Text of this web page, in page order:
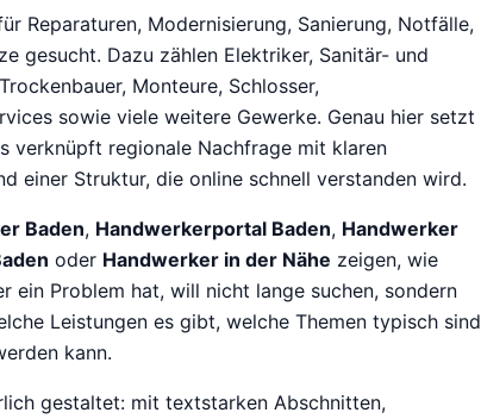
Reparaturen, Modernisierung, Sanierung, Notfälle,
gesucht. Dazu zählen Elektriker, Sanitär- und
Monteure, Schlosser,
sowie viele weitere Gewerke. Genau hier setzt
verknüpft regionale Nachfrage mit klaren
einer Struktur, die online schnell verstanden wird.
Baden, Handwerkerportal Baden, Handwerker
oder Handwerker in der Nähe zeigen, wie
ein Problem hat, will nicht lange suchen, sondern
Leistungen es gibt, welche Themen typisch sind
kann.
gestaltet: mit textstarken Abschnitten,